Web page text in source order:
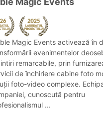
Magic Events activează în
evenimentelor
remarcabile, prin
de închiriere cabine foto
foto-video complexe.
cunoscută pentru
...